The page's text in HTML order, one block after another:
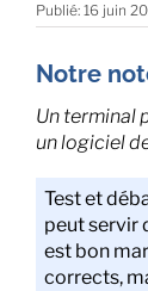
Publié: 16 juin
Notre
Un terminal
un logiciel
Test et
peut servir
est bon
corrects,